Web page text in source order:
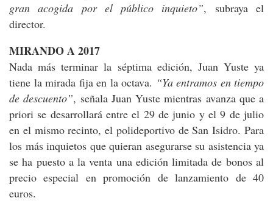
gran acogida por el público inquieto”, subraya el
director.
MIRANDO A 2017
Nada más terminar la séptima edición, Juan Yuste ya
tiene la mirada fija en la octava. “Ya entramos en tiempo
de descuento”, señala Juan Yuste mientras avanza que a
priori se desarrollará entre el 29 de junio y el 9 de julio
en el mismo recinto, el polideportivo de San Isidro. Para
los más inquietos que quieran asegurarse su asistencia ya
se ha puesto a la venta una edición limitada de bonos al
precio especial en promoción de lanzamiento de 40
euros.